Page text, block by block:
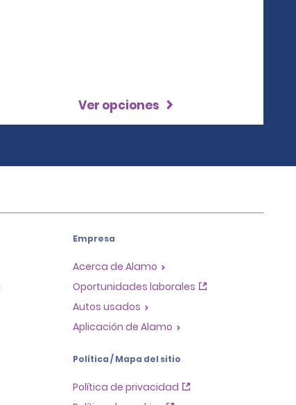
Ver opciones
Empresa
Acerca de Alamo
Oportunidades laborales
Autos usados
Aplicación de Alamo
Política / Mapa del sitio
Política de privacidad